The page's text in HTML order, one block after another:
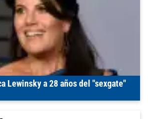
Lewinsky a 28 años del "sexgate"